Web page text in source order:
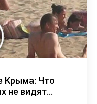
Крыма: Что
не видят...